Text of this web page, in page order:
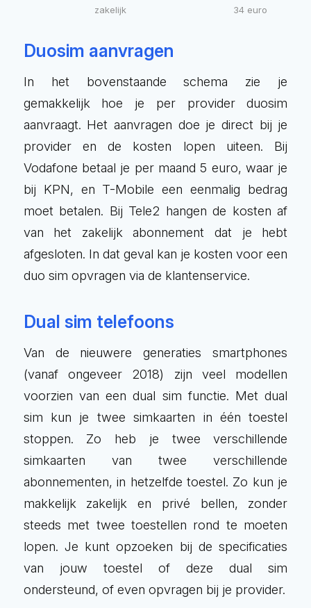
zakelijk 34 euro
Duosim aanvragen
In het bovenstaande schema zie je
gemakkelijk hoe je per provider duosim
aanvraagt. Het aanvragen doe je direct bij je
provider en de kosten lopen uiteen. Bij
Vodafone betaal je per maand 5 euro, waar je
bij KPN, en T-Mobile een eenmalig bedrag
moet betalen. Bij Tele2 hangen de kosten af
van het zakelijk abonnement dat je hebt
afgesloten. In dat geval kan je kosten voor een
duo sim opvragen via de klantenservice.
Dual sim telefoons
Van de nieuwere generaties smartphones
(vanaf ongeveer 2018) zijn veel modellen
voorzien van een dual sim functie. Met dual
sim kun je twee simkaarten in één toestel
stoppen. Zo heb je twee verschillende
simkaarten van twee verschillende
abonnementen, in hetzelfde toestel. Zo kun je
makkelijk zakelijk en privé bellen, zonder
steeds met twee toestellen rond te moeten
lopen. Je kunt opzoeken bij de specificaties
van jouw toestel of deze dual sim
ondersteund, of even opvragen bij je provider.